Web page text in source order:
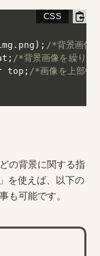
; /*背景画像
; /*背景画像を繰り返
top ; /*画像を上部中
の背景に関する指
」を使えば、以下の
も可能です。